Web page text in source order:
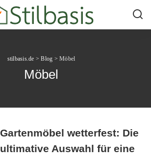
stilbasis.de >Blog >Möbel
Möbel
Gartenmöbel wetterfest: Die
ultimative Auswahl für eine